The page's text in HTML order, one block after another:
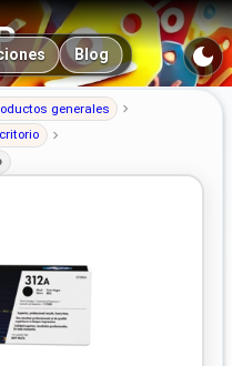
Blog
generales